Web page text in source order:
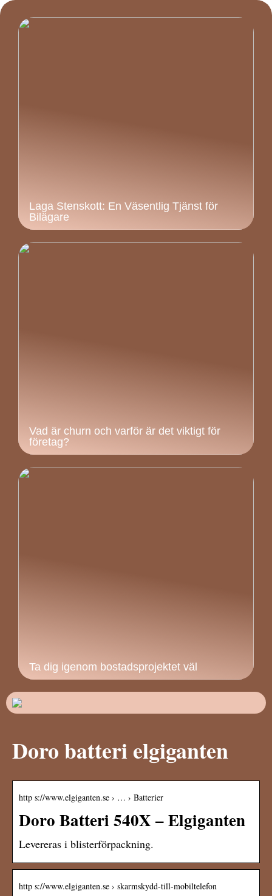
Laga Stenskott: En Väsentlig Tjänst för
Bilägare
Vad är churn och varför är det viktigt för
företag?
Ta dig igenom bostadsprojektet väl
Doro batteri elgiganten
http s://www.elgiganten.se › … › Batterier
Doro Batteri 540X – Elgiganten
Levereras i blisterförpackning.
http s://www.elgiganten.se › skarmskydd-till-mobiltelefon